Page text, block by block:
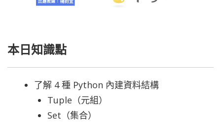
本日知識點
了解 4 種 Python 內建資料結構
Tuple（元組）
Set（集合）